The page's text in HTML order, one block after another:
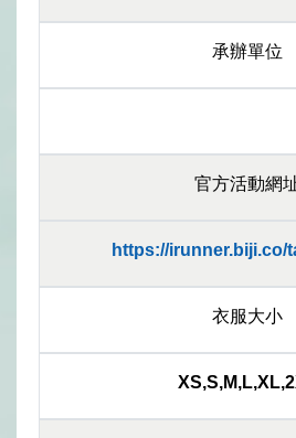
承辦單位
官方活動網
https://irunner.biji.co/
衣服大小